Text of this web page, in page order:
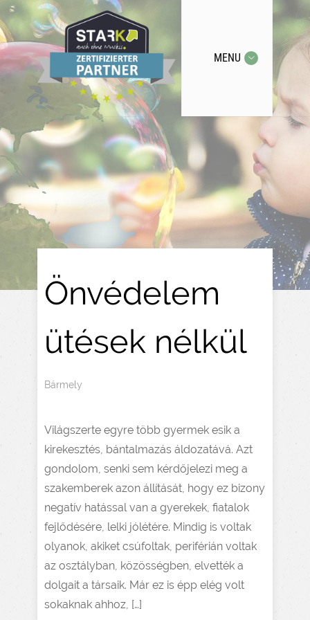
MENU
Önvédelem
ütések nélkül
Bármely
Világszerte egyre több gyermek esik a
kirekesztés, bántalmazás áldozatává. Azt
gondolom, senki sem kérdőjelezi meg a
szakemberek azon állítását, hogy ez bizony
negatív hatással van a gyerekek, fiatalok
fejlődésére, lelki jólétére. Mindig is voltak
olyanok, akiket csúfoltak, periférián voltak
az osztályban, közösségben, elvették a
dolgait a társaik. Már ez is épp elég volt
sokaknak ahhoz, […]